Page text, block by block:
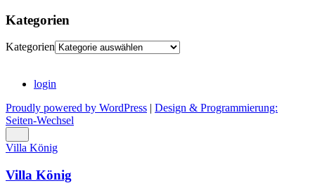
Kategorien
Kategorien
login
Proudly powered by WordPress
Design & Programmierung:
Seiten-Wechsel
Villa König
Villa König